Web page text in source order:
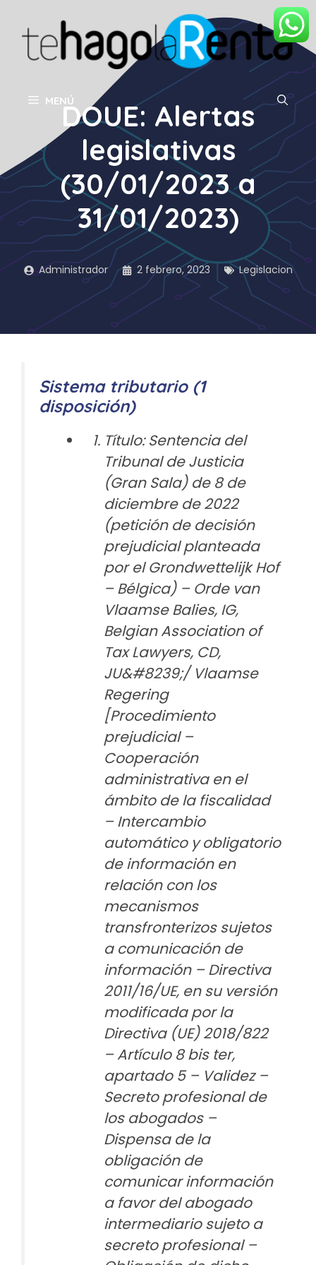
contenido
MENÚDOUE: Alertas
legislativas
(30/01/2023 a
31/01/2023)
Administrador 2 febrero, 2023 Legislacion
Sistema tributario (1
disposición)
Título: Sentencia del
Tribunal de Justicia
(Gran Sala) de 8 de
diciembre de 2022
(petición de decisión
prejudicial planteada
por el Grondwettelijk Hof
– Bélgica) – Orde van
Vlaamse Balies, IG,
Belgian Association of
Tax Lawyers, CD,
JU&#8239;/ Vlaamse
Regering
[Procedimiento
prejudicial –
Cooperación
administrativa en el
ámbito de la fiscalidad
– Intercambio
automático y obligatorio
de información en
relación con los
mecanismos
transfronterizos sujetos
a comunicación de
información – Directiva
2011/16/UE, en su versión
modificada por la
Directiva (UE) 2018/822
– Artículo 8 bis ter,
apartado 5 – Validez –
Secreto profesional de
los abogados –
Dispensa de la
obligación de
comunicar información
a favor del abogado
intermediario sujeto a
secreto profesional –